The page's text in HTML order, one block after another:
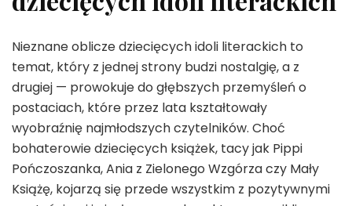
Nieznane oblicze dziecięcych idoli literackich to
temat, który z jednej strony budzi nostalgię, a z
drugiej — prowokuje do głębszych przemyśleń o
postaciach, które przez lata kształtowały
wyobraźnię najmłodszych czytelników. Choć
bohaterowie dziecięcych książek, tacy jak Pippi
Pończoszanka, Ania z Zielonego Wzgórza czy Mały
Książę, kojarzą się przede wszystkim z pozytywnymi